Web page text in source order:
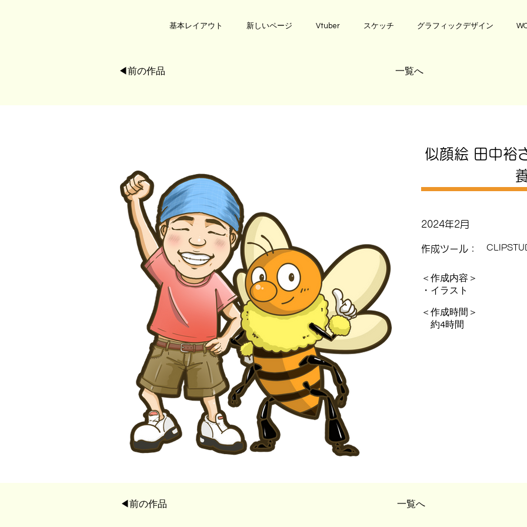
基本レイアウト 新しいページ Vtuber スケッチ グラフィックデザイン
◀︎前の作品 一覧へ
似顔絵 田中裕
2024年2月
作成ツール：
＜作成内容＞
・イラスト
＜作成時間＞
約4時間
◀︎前の作品 一覧へ